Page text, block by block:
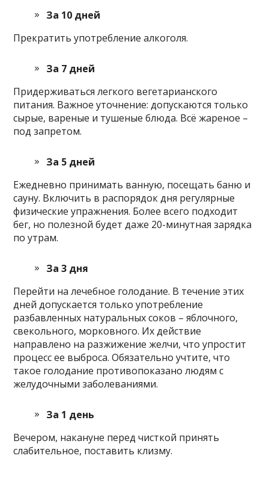
За 10 дней
Прекратить употребление алкоголя.
За 7 дней
Придерживаться легкого вегетарианского
питания. Важное уточнение: допускаются только
сырые, вареные и тушеные блюда. Всё жареное –
под запретом.
За 5 дней
Ежедневно принимать ванную, посещать баню и
сауну. Включить в распорядок дня регулярные
физические упражнения. Более всего подходит
бег, но полезной будет даже 20-минутная зарядка
по утрам.
За 3 дня
Перейти на лечебное голодание. В течение этих
дней допускается только употребление
разбавленных натуральных соков – яблочного,
свекольного, морковного. Их действие
направлено на разжижение желчи, что упростит
процесс ее выброса. Обязательно учтите, что
такое голодание противопоказано людям с
желудочными заболеваниями.
За 1 день
Вечером, накануне перед чисткой принять
слабительное, поставить клизму.